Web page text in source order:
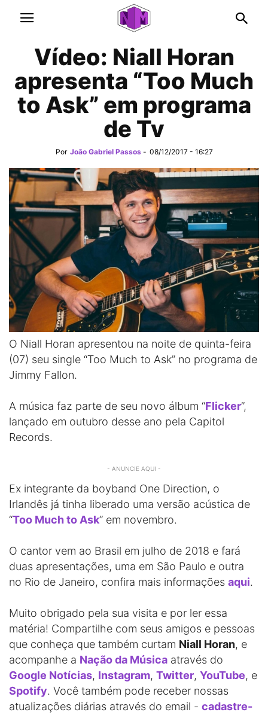
Vídeo: Niall Horan
apresenta “Too Much
to Ask” em programa
de Tv
Por João Gabriel Passos - 08/12/2017 - 16:27
O Niall Horan apresentou na noite de quinta-feira
(07) seu single “Too Much to Ask” no programa de
Jimmy Fallon.
A música faz parte de seu novo álbum “Flicker”,
lançado em outubro desse ano pela Capitol
Records.
- ANUNCIE AQUI -
Ex integrante da boyband One Direction, o
Irlandês já tinha liberado uma versão acústica de
“Too Much to Ask” em novembro.
O cantor vem ao Brasil em julho de 2018 e fará
duas apresentações, uma em São Paulo e outra
no Rio de Janeiro, confira mais informações aqui.
Muito obrigado pela sua visita e por ler essa
matéria! Compartilhe com seus amigos e pessoas
que conheça que também curtam Niall Horan, e
acompanhe a Nação da Música através do
Google Notícias, Instagram, Twitter, YouTube, e
Spotify. Você também pode receber nossas
atualizações diárias através do email - cadastre-